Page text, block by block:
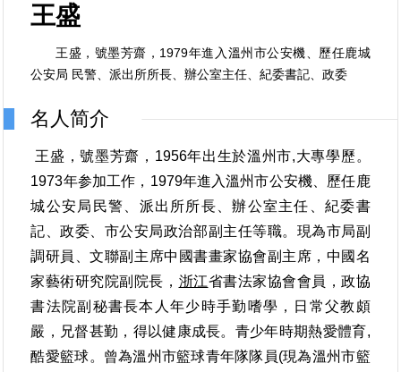
王盛
王盛，號墨芳齋，1979年進入溫州市公安機、歷任鹿城
公安局 民警、派出所所長、辦公室主任、紀委書記、政委
名人简介
王盛，號墨芳齋，1956年出生於溫州市,大專學歷。
1973年参加工作，1979年進入溫州市公安機、歷任鹿
城公安局 民警、派出所所長、辦公室主任、紀委書
記、政委、市公安局政治部副主任等職。現為市局副
調研員、文聯副主 席中國書畫家協會副主席，中國名
家藝術研究院副院長， 浙江省書法家協會會員，政協
書法院副秘書長本人年少時手勤嗜學，日常父教頗
嚴，兄督甚勤，得以健康成長。青少年時期熱愛體育,
酷愛籃球。曾為溫州市籃球青年隊隊員(現為溫州市籃